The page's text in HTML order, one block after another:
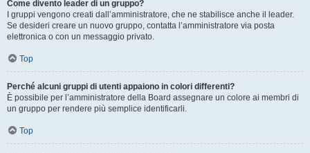
Come divento leader di un gruppo?
I gruppi vengono creati dall’amministratore, che ne stabilisce anche il leader.
Se desideri creare un nuovo gruppo, contatta l’amministratore via posta
elettronica o con un messaggio privato.
Top
Perché alcuni gruppi di utenti appaiono in colori differenti?
È possibile per l’amministratore della Board assegnare un colore ai membri di
un gruppo per rendere più semplice identificarli.
Top